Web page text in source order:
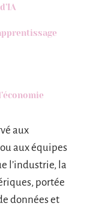
aux
aux équipes
l’industrie, la
portée
données et